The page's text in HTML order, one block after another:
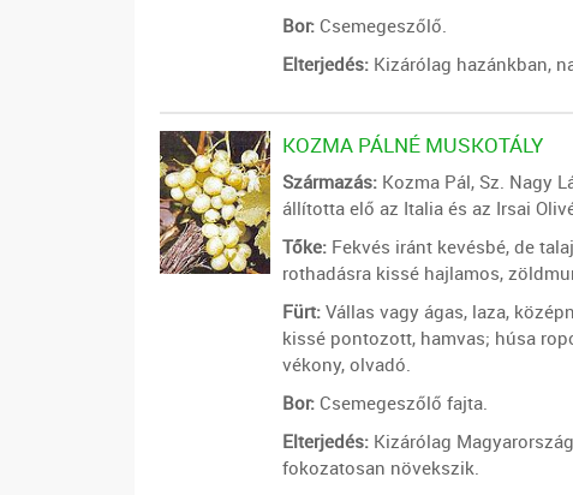
Bor:Csemegeszőlő.
Elterjedés:Kizárólag hazánkban,
KOZMA PÁLNÉ MUSKOTÁLY
Származás:Kozma Pál, Sz. Nagy
állította elő az Italia és az Irsai
Tőke:Fekvés iránt kevésbé, de
rothadásra kissé hajlamos,
Fürt:Vállas vagy ágas, laza,
kissé pontozott, hamvas; húsa
vékony, olvadó.
Bor:Csemegeszőlő fajta.
Elterjedés:Kizárólag
fokozatosan növekszik.